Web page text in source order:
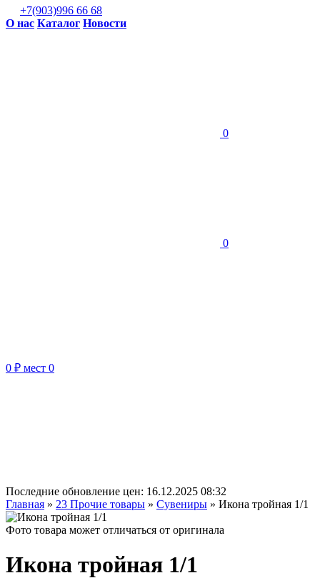
+7(903)996 66 68
О нас Каталог Новости
0
0
0 ₽ мест 0
Последние обновление цен: 16.12.2025 08:32
Главная » 23 Прочие товары » Сувениры » Икона тройная 1/1
Фото товара может отличаться от оригинала
Икона тройная 1/1